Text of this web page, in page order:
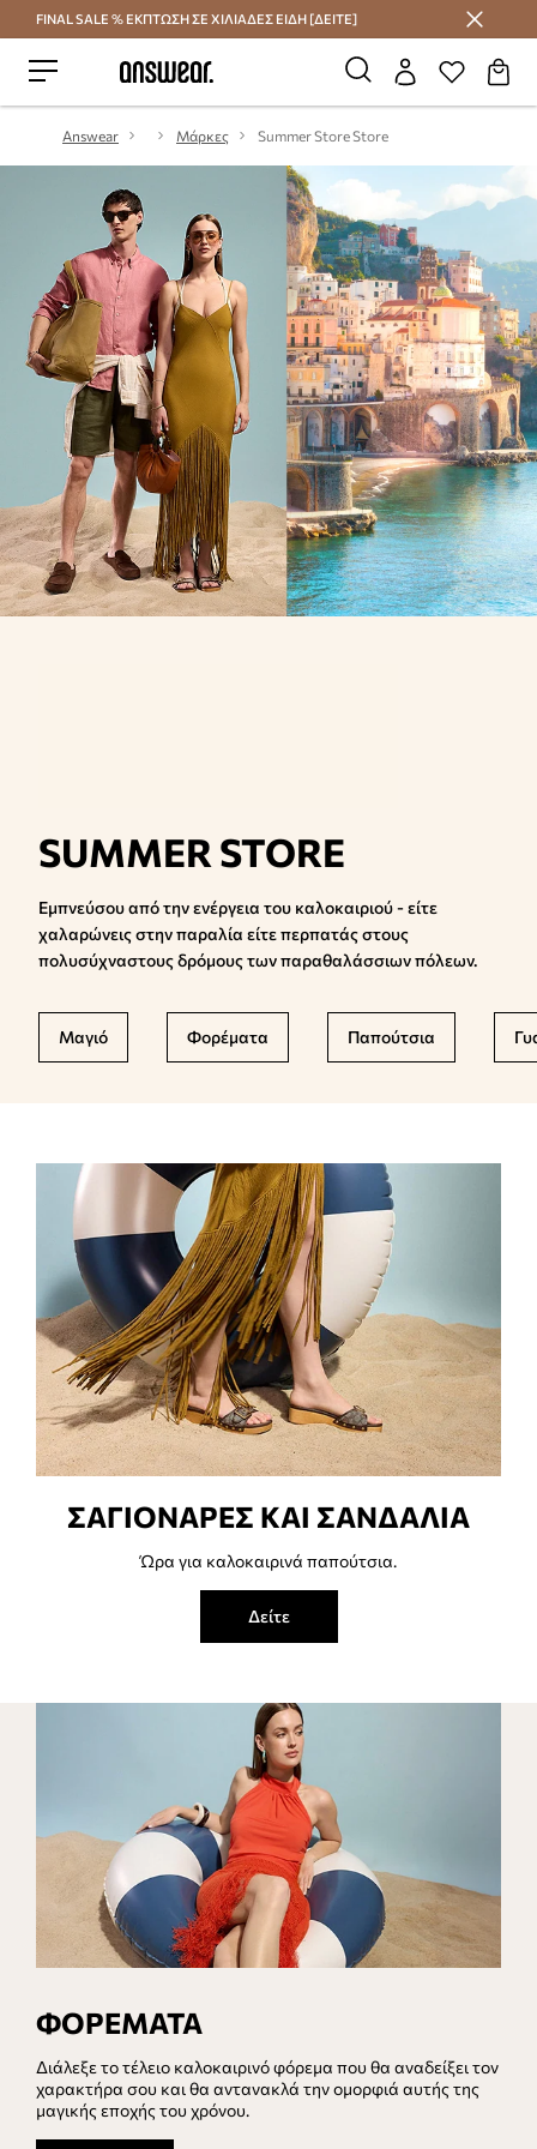
Εξοικονομήστε με το Answear Club
FINAL SALE % ΕΚΠΤΩΣΗ ΣΕ ΧΙΛΙΑΔΕΣ ΕΙΔΗ [ΔΕΙΤΕ]
Answear Μάρκες Summer Store Store
SUMMER STORE
Εμπνεύσου από την ενέργεια του καλοκαιριού - είτε
χαλαρώνεις στην παραλία είτε περπατάς στους
πολυσύχναστους δρόμους των παραθαλάσσιων πόλεων.
Μαγιό Φορέματα Παπούτσια
ΣΑΓΙΟΝΑΡΕΣ ΚΑΙ ΣΑΝΔΑΛΙΑ
Ώρα για καλοκαιρινά παπούτσια.
Δείτε
ΦΟΡΕΜΑΤΑ
Διάλεξε το τέλειο καλοκαιρινό φόρεμα που θα αναδείξει τον
χαρακτήρα σου και θα αντανακλά την ομορφιά αυτής της
μαγικής εποχής του χρόνου.